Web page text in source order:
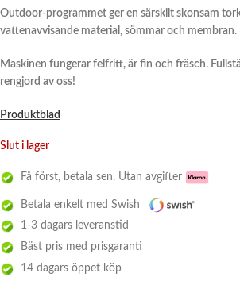
Outdoor-programmet ger en särskilt skonsam
vattenavvisande material, sömmar och membran.
Maskinen fungerar felfritt, är fin och fräsch.
rengjord av oss!
Produktblad
Slut i lager
Få först, betala sen. Utan avgifter
Betala enkelt med Swish
1-3 dagars leveranstid
Bäst pris med prisgaranti
14 dagars öppet köp